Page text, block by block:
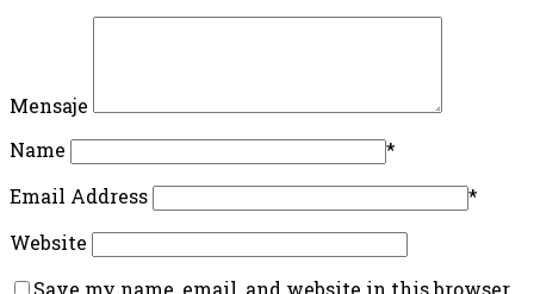
Mensaje
Name
*
Email Address
*
Website
Save my name, email, and website in this browser